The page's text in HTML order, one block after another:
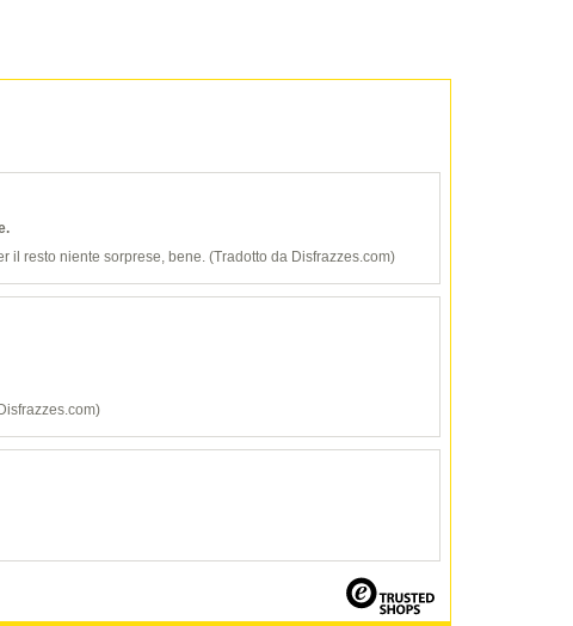
resto niente sorprese, bene. (Tradotto da Disfrazzes.com)